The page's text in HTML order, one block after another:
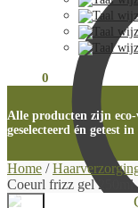
0
Alle producten zijn
geselecteerd én getest
Home /
Coeurl frizz gel 250ml